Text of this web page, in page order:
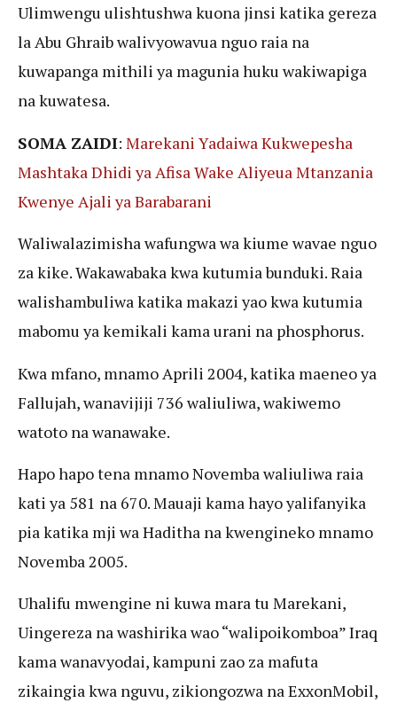
Ulimwengu ulishtushwa kuona jinsi katika gereza
la Abu Ghraib walivyowavua nguo raia na
kuwapanga mithili ya magunia huku wakiwapiga
na kuwatesa.
SOMA ZAIDI: Marekani Yadaiwa Kukwepesha
Mashtaka Dhidi ya Afisa Wake Aliyeua Mtanzania
Kwenye Ajali ya Barabarani
Waliwalazimisha wafungwa wa kiume wavae nguo
za kike. Wakawabaka kwa kutumia bunduki. Raia
walishambuliwa katika makazi yao kwa kutumia
mabomu ya kemikali kama urani na phosphorus.
Kwa mfano, mnamo Aprili 2004, katika maeneo ya
Fallujah, wanavijiji 736 waliuliwa, wakiwemo
watoto na wanawake.
Hapo hapo tena mnamo Novemba waliuliwa raia
kati ya 581 na 670. Mauaji kama hayo yalifanyika
pia katika mji wa Haditha na kwengineko mnamo
Novemba 2005.
Uhalifu mwengine ni kuwa mara tu Marekani,
Uingereza na washirika wao “walipoikomboa” Iraq
kama wanavyodai, kampuni zao za mafuta
zikaingia kwa nguvu, zikiongozwa na ExxonMobil,